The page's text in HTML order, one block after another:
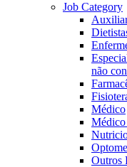
Job Category
não
Médico
Médico
Outros